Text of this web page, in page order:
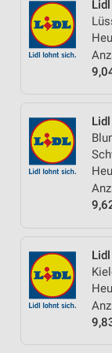
Lidl
Lidl
Lidl